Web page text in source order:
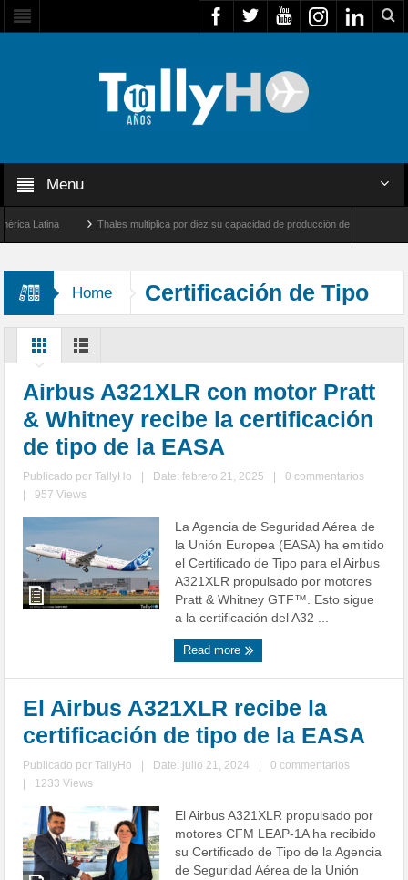
Menu
Thales multiplica por diez su capacidad de producción de radares en Brasil
Home Certificación de Tipo
Airbus A321XLR con motor Pratt
& Whitney recibe la certificación
de tipo de la EASA
Publicado porTallyHo Date: febrero 21, 2025
0 commentarios
957 Views
La Agencia de Seguridad Aérea de
la Unión Europea (EASA) ha emitido
el Certificado de Tipo para el Airbus
A321XLR propulsado por motores
Pratt & Whitney GTF™. Esto sigue
a la certificación del A32 ...
Read more
El Airbus A321XLR recibe la
certificación de tipo de la EASA
Publicado porTallyHo Date: julio 21, 2024
0 commentarios
1233 Views
El Airbus A321XLR propulsado por
motores CFM LEAP-1A ha recibido
su Certificado de Tipo de la Agencia
de Seguridad Aérea de la Unión